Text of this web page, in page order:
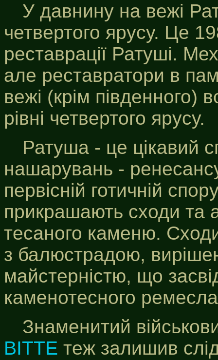
У давнину на вежі
четвертого ярусу. Це
реставрації Ратуші.
але реставратори в
вежі (крім
рівні четвертого ярусу.
Ратуша - це цікавий
нашарувань -
первісній готичній
прикрашають сходи та
тесаного каменю.
з балюстрадою,
майстерністю, що
каменотесного
Знаменитий
ВІТТЕ теж залишив слід